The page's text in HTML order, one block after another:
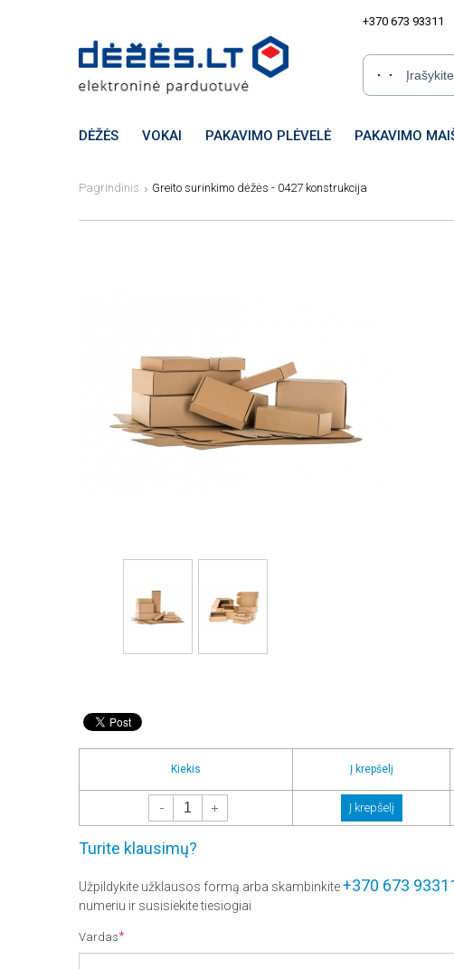
+370 673 93311
DĖŽĖS VOKAI PAKAVIMO PLĖVELĖ PAKAVIMO
Pagrindinis Greito surinkimo dėžės - 0427 konstrukcija
Kiekis Į krepšelį
Į krepšelį
Turite klausimų?
Užpildykite užklausos formą arba skambinkite+370 673
numeriu ir susisiekite tiesiogiai
Vardas*